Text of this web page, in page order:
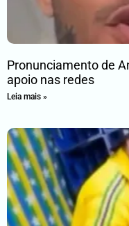
Pronunciamento de
apoio nas redes
Leia mais »